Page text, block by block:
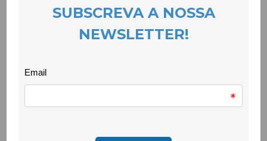
O programa dá especial destaque às questões
dasustentabilidade. Contempla actividades como o estendal
ambiental, um workshopKonMari (um modelo de arrumação
Crudivorismo, yoga, danças europeias e um espaço aberto de
Na música, o destaque vai para a arruada deCavaquinhos de
Sto. António.